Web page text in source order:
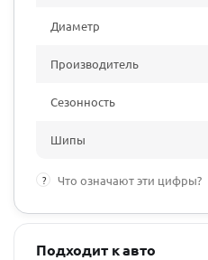
Диаметр
Производитель
Сезонность
Шипы
? Что означают эти цифры?
Подходит к авто